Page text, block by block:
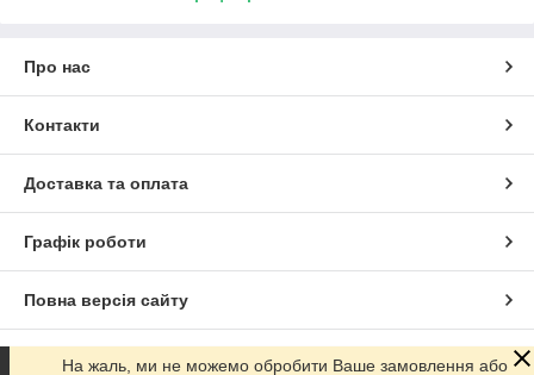
Про нас
Контакти
Доставка та оплата
Графік роботи
Повна версія сайту
Сайт створено на маркетплейсіProm.ua
На жаль, ми не можемо обробити Ваше замовлення або